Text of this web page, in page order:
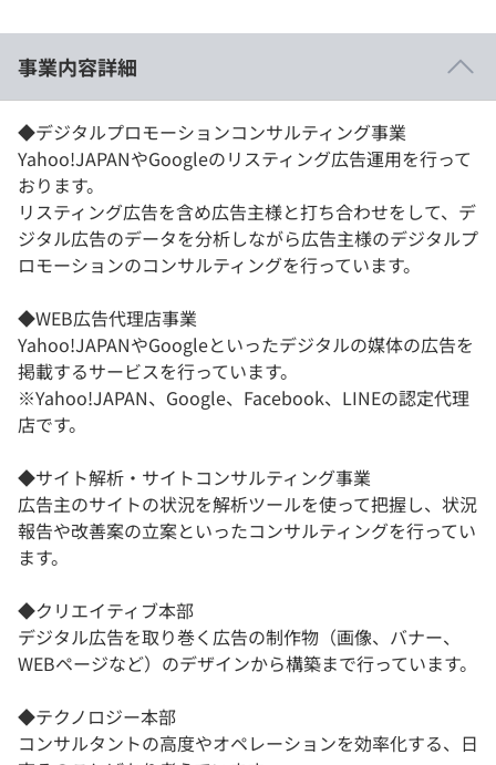
事業内容詳細
◆デジタルプロモーションコンサルティング事業
Yahoo!JAPANやGoogleのリスティング広告運用を行って
おります。
リスティング広告を含め広告主様と打ち合わせをして、デ
ジタル広告のデータを分析しながら広告主様のデジタルプ
ロモーションのコンサルティングを行っています。
◆WEB広告代理店事業
Yahoo!JAPANやGoogleといったデジタルの媒体の広告を
掲載するサービスを行っています。
※Yahoo!JAPAN、Google、Facebook、LINEの認定代理
店です。
◆サイト解析・サイトコンサルティング事業
広告主のサイトの状況を解析ツールを使って把握し、状況
報告や改善案の立案といったコンサルティングを行ってい
ます。
◆クリエイティブ本部
デジタル広告を取り巻く広告の制作物（画像、バナー、
WEBページなど）のデザインから構築まで行っています。
◆テクノロジー本部
コンサルタントの高度やオペレーションを効率化する、日